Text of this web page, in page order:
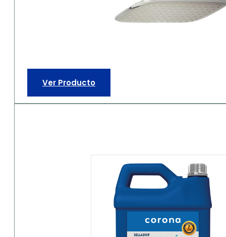
Ver Producto